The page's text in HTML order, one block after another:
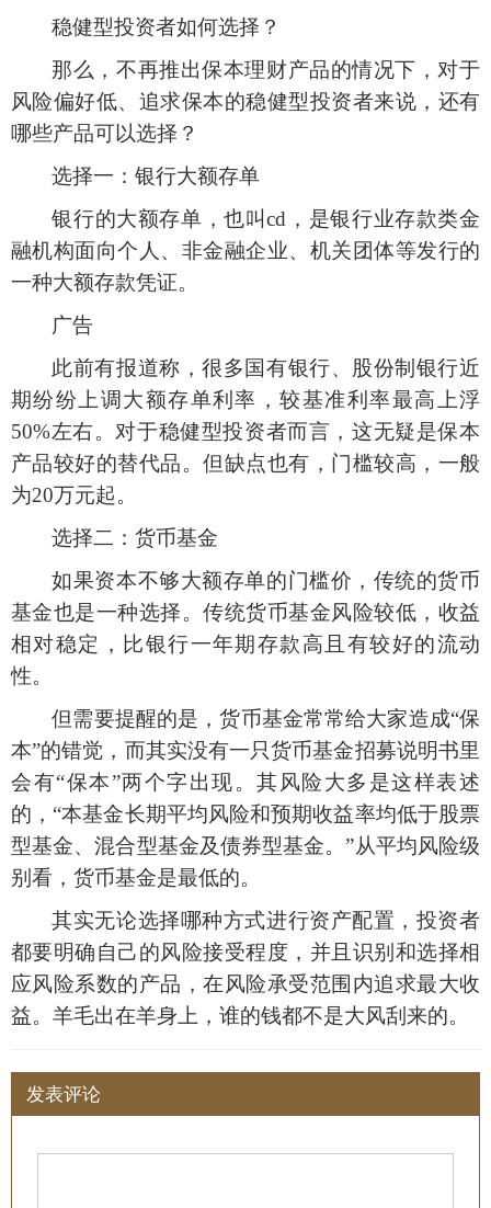
稳健型投资者如何选择？
那么，不再推出保本理财产品的情况下，对于
风险偏好低、追求保本的稳健型投资者来说，还有
哪些产品可以选择？
选择一：银行大额存单
银行的大额存单，也叫cd，是银行业存款类金
融机构面向个人、非金融企业、机关团体等发行的
一种大额存款凭证。
广告
此前有报道称，很多国有银行、股份制银行近
期纷纷上调大额存单利率，较基准利率最高上浮
50%左右。对于稳健型投资者而言，这无疑是保本
产品较好的替代品。但缺点也有，门槛较高，一般
为20万元起。
选择二：货币基金
如果资本不够大额存单的门槛价，传统的货币
基金也是一种选择。传统货币基金风险较低，收益
相对稳定，比银行一年期存款高且有较好的流动
性。
但需要提醒的是，货币基金常常给大家造成“保
本”的错觉，而其实没有一只货币基金招募说明书里
会有“保本”两个字出现。其风险大多是这样表述
的，“本基金长期平均风险和预期收益率均低于股票
型基金、混合型基金及债券型基金。”从平均风险级
别看，货币基金是最低的。
其实无论选择哪种方式进行资产配置，投资者
都要明确自己的风险接受程度，并且识别和选择相
应风险系数的产品，在风险承受范围内追求最大收
益。羊毛出在羊身上，谁的钱都不是大风刮来的。
发表评论